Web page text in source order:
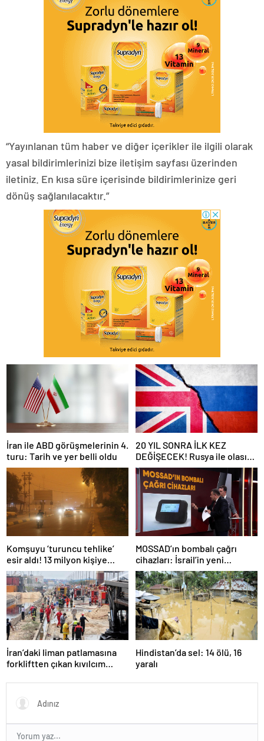
“Yayınlanan tüm haber ve diğer içerikler ile ilgili olarak
yasal bildirimlerinizi bize iletişim sayfası üzerinden
iletiniz. En kısa süre içerisinde bildirimlerinize geri
dönüş sağlanılacaktır.”
İran ile ABD görüşmelerinin 4.
turu: Tarih ve yer belli oldu
20 YIL SONRA İLK KEZ
DEĞİŞECEK! Rusya ile olası
savaş… İngiltere’nin gizli
planı güncelleniyor!
Komşuyu ‘turuncu tehlike’
esir aldı! 13 milyon kişiye
“evde kalın” uyarısı…
MOSSAD’ın bombalı çağrı
cihazları: İsrail’in yeni
suikastını MİT önledi
İran’daki liman patlamasına
forkliftten çıkan kıvılcım
Hindistan’da sel: 14 ölü, 16
yaralı